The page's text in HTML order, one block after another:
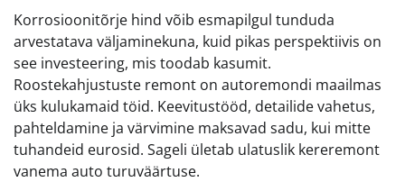
Korrosioonitõrje hind võib esmapilgul tunduda
arvestatava väljaminekuna, kuid pikas perspektiivis on
see investeering, mis toodab kasumit.
Roostekahjustuste remont on autoremondi maailmas
üks kulukamaid töid. Keevitustööd, detailide vahetus,
pahteldamine ja värvimine maksavad sadu, kui mitte
tuhandeid eurosid. Sageli ületab ulatuslik kereremont
vanema auto turuväärtuse.